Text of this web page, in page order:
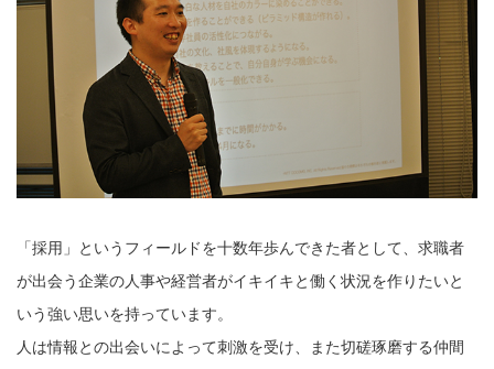
「採用」というフィールドを十数年歩んできた者として、求職者
が出会う企業の人事や経営者がイキイキと働く状況を作りたいと
いう強い思いを持っています。
人は情報との出会いによって刺激を受け、また切磋琢磨する仲間